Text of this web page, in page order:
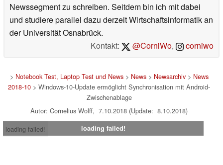
Newssegment zu schreiben. Seitdem bin ich mit dabei
und studiere parallel dazu derzeit Wirtschaftsinformatik an
der Universität Osnabrück.
Kontakt:
@CorniWo, corniwo
> Notebook Test, Laptop Test und News> News> Newsarchiv> News
2018-10 > Windows-10-Update ermöglicht Synchronisation mit Android-
Zwischenablage
Autor: Cornelius Wolff, 7.10.2018 (Update: 8.10.2018)
loading failed!
loading failed!